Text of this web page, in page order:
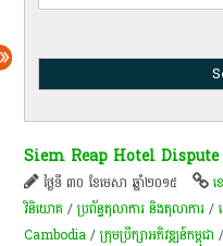
Siem Reap Hotel
ថ្ងៃទី ៣០ ខែមេសា ឆ្នាំ២០១៥
វិនិយោគ /ប្រព័ន្ធតុលាការ និងតុលាការ /
Cambodia /ក្រុមប្រឹក្សាអភិវឌ្ឍន៍កម្ពុជា